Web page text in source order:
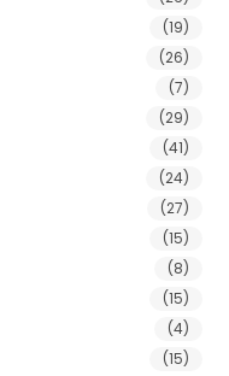
(19)
(26)
(7)
(29)
(41)
(24)
(27)
(15)
(8)
(15)
(4)
(15)